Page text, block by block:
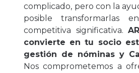
complicado, pero con la
posible transformarlas
competitiva significativa.
convierte en tu socio
gestión de nóminas y
Nos comprometemos a